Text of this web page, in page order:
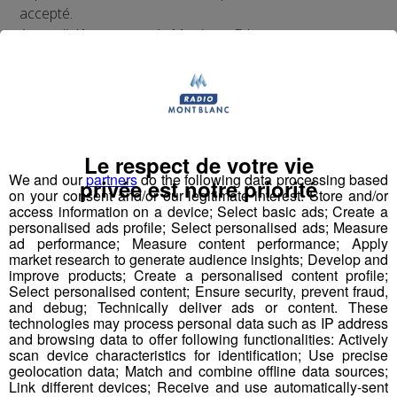
accepté.
Autre diplôme accepté : Moniteur-Educateur.
(prime les dimanches travaillés)
Rémunération base conventionnelle CCN 1966,
salaire brut mensuel (indicatif de base, ancienneté
et diplôme pris en compte) : 2 000€
Mutuelle prise en charge à 90% par l’employeur
Financement VAE et formations par l’employeur,
avantages œuvres sociales, cycle de travail en 2
semaines (1 semaine 5 jours et 1 semaine 4 jours
travaillés)...
Présentation
We and ourpartnersdo the following data processing based
on your consent and/or our legitimate interest: Store and/or
access information on a device; Select basic ads; Create a
personalised ads profile; Select personalised ads; Measure
ad performance; Measure content performance; Apply
market research to generate audience insights; Develop and
improve products; Create a personalised content profile;
Select personalised content; Ensure security, prevent fraud,
and debug; Technically deliver ads or content. These
technologies may process personal data such as IP address
and browsing data to offer following functionalities: Actively
scan device characteristics for identification; Use precise
geolocation data; Match and combine offline data sources;
Link different devices; Receive and use automatically-sent
Le respect de votre vie
privée est notre priorité